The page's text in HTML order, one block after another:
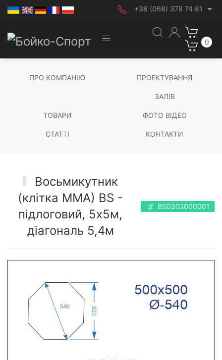
+38 (068) 378 74 81
0
ПРО КОМПАНІЮ ПРОЕКТУВАННЯ
ЗАЛІВ
ТОВАРИ ФОТО ВІДЕО
СТАТТІ КОНТАКТИ
Восьмикутник
(клітка ММА) BS -
підлоговий, 5х5м,
діагональ 5,4м
BS0302000001